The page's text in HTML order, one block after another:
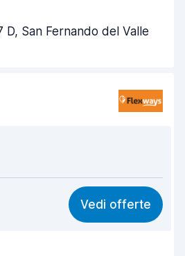
8,7
D, San Fernando del Valle
8,1
8,2
Vedi offerte